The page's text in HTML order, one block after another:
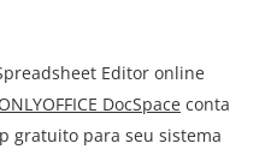
Editor online
ONLYOFFICE DocSpace conta
gratuito para seu sistema